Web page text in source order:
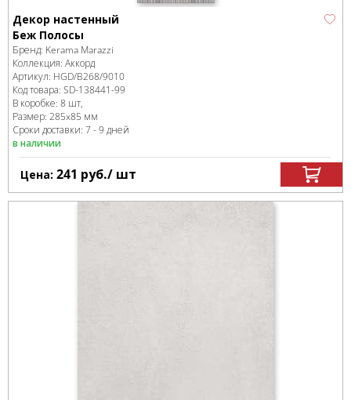
Декор настенный
Беж Полосы
Бренд: Kerama Marazzi
Коллекция: Аккорд
Артикул: HGD/B268/9010
Код товара: SD-138441-99
В коробке: 8 шт,
Размер: 285x85 мм
Сроки доставки: 7 - 9 дней
в наличии
Цена: 241 руб./ шт